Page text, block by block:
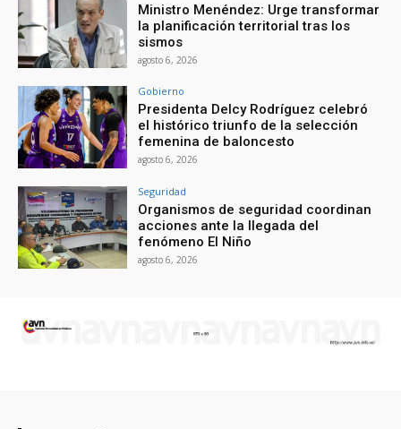
Ministro Menéndez: Urge transformar
la planificación territorial tras los
sismos
agosto 6, 2026
Gobierno
Presidenta Delcy Rodríguez celebró
el histórico triunfo de la selección
femenina de baloncesto
agosto 6, 2026
Seguridad
Organismos de seguridad coordinan
acciones ante la llegada del
fenómeno El Niño
agosto 6, 2026